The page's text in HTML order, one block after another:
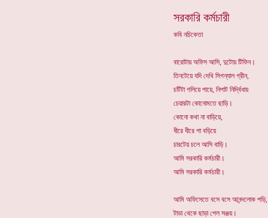
সরকারি কর্মচারী
কবি নচিকেতা
বারোটায় অফিস আসি, দুটোয় টিফিন।
তিনটেয়ে যদি দেখি সিগন্যাল গ্রীন,
চটিটা গলিয়ে পায়ে, নিপাট নির্দ্বিধায়
চেয়ারটা কোনোমতে ছাড়ি।
কোনো কথা না বাড়িয়ে,
ধীরে ধীরে পা বড়িয়ে
চারটেয় চলে আসি বাড়ি।
আমি সরকারি কর্মচারী।
আমি সরকারি কর্মচারী।
আমি অফিসেতে বসে বসে আনন্দলোক পড়ি,
টাডা থেকে ছাড়া পেল সঞ্জয়।